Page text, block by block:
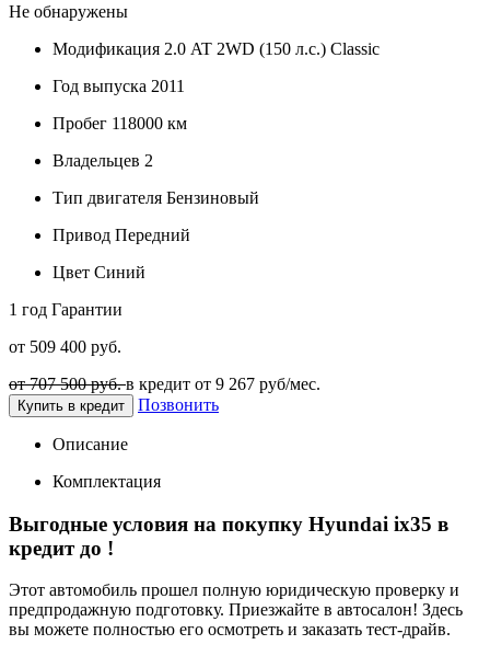
Не обнаружены
Модификация 2.0 AT 2WD (150 л.с.) Classic
Год выпуска 2011
Пробег 118000 км
Владельцев 2
Тип двигателя Бензиновый
Привод Передний
Цвет Синий
1 год Гарантии
от 509 400 руб.
от 707 500 руб.в кредит от 9 267 руб/мес.
Купить в кредит Позвонить
Описание
Комплектация
Выгодные условия на покупку Hyundai ix35 в
кредит до !
Этот автомобиль прошел полную юридическую проверку и
предпродажную подготовку. Приезжайте в автосалон! Здесь
вы можете полностью его осмотреть и заказать тест-драйв.